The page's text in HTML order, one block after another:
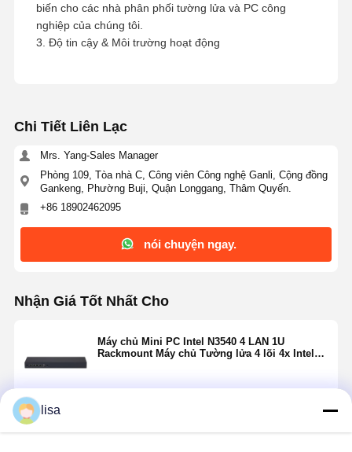
biến cho các nhà phân phối tường lửa và PC công
nghiệp của chúng tôi.
3. Độ tin cậy & Môi trường hoạt động
Chi Tiết Liên Lạc
Mrs. Yang-Sales Manager
Phòng 109, Tòa nhà C, Công viên Công nghệ Ganli, Cộng đồng
Gankeng, Phường Buji, Quận Longgang, Thâm Quyến.
+86 18902462095
nói chuyện ngay.
Nhận Giá Tốt Nhất Cho
Máy chủ Mini PC Intel N3540 4 LAN 1U
Rackmount Máy chủ Tường lửa 4 lõi 4x Intel
lisa